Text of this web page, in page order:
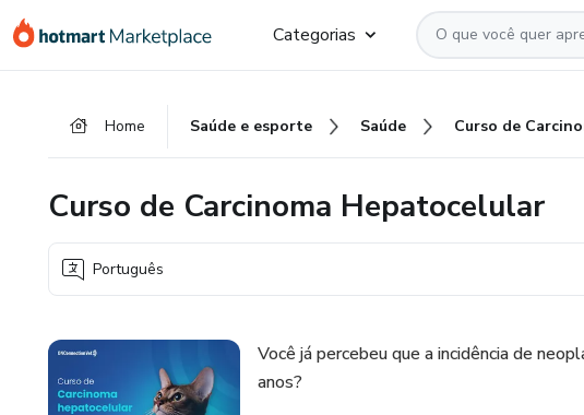
para
para
para
Categorias
Home Saúde e esporte Saúde
Curso de Carcinoma Hepatocelular
Português
Você já percebeu que a incidência de
anos?